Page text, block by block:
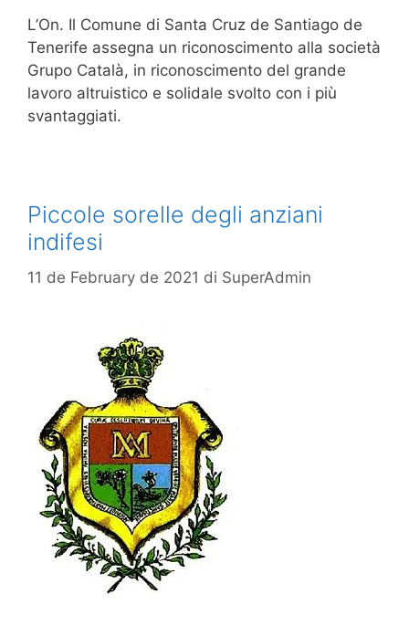
L’On. Il Comune di Santa Cruz de Santiago de
Tenerife assegna un riconoscimento alla società
Grupo Català, in riconoscimento del grande
lavoro altruistico e solidale svolto con i più
svantaggiati.
Piccole sorelle degli anziani
indifesi
11 de February de 2021 di SuperAdmin